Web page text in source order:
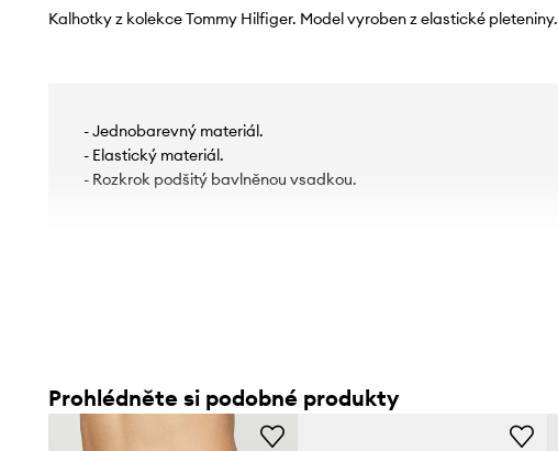
Kalhotky z kolekce Tommy Hilfiger. Model vyroben z elastické pleteniny.
- Jednobarevný materiál.
- Elastický materiál.
- Rozkrok podšitý bavlněnou vsadkou.
Prohlédněte si podobné produkty